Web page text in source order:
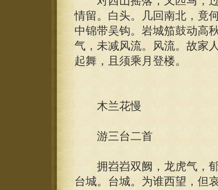
情留。白头。几回南北，竟
中锦带吴钩。岩城笳鼓动高
气，未减风流。风流。故家
起舞，且须乘月登楼。
木兰花慢
游三台二首
拥岧岧双阙，龙虎气，郁
台城。台城。为谁西望，但